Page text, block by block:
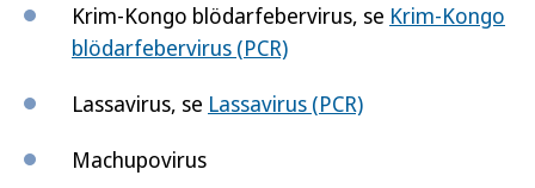
Krim-Kongo blödarfebervirus, se Krim-Kongo
blödarfebervirus (PCR)
Lassavirus, se Lassavirus (PCR)
Machupovirus